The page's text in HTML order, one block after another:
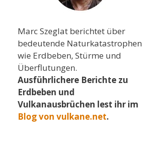
Marc Szeglat berichtet über
bedeutende Naturkatastrophen
wie Erdbeben, Stürme und
Überflutungen.
Ausführlichere Berichte zu
Erdbeben und
Vulkanausbrüchen lest ihr im
Blog von vulkane.net.